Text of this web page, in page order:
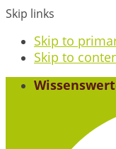
Skip links
Skip to
Skip to